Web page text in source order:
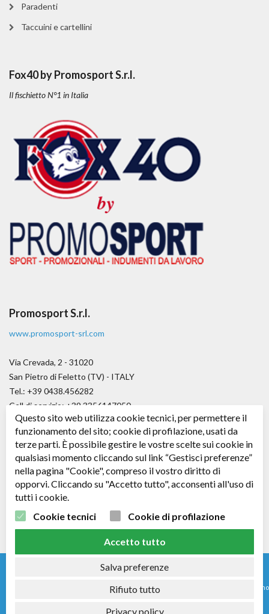
Paradenti
Taccuini e cartellini
Fox40 by Promosport S.r.l.
Il fischietto N°1 in Italia
Promosport S.r.l.
www.promosport-srl.com
Via Crevada, 2 - 31020
San Pietro di Feletto (TV) - ITALY
Tel.: +39 0438.456282
Cell di servizio: +39.3356147050
Fax.: +39.0438.656979
E-mail:angelo@promosport-srl.com
Cap. soc. € 50.000,00 i.v.
C.F. / P. IVA: 04361530266 - R.E.A. TV: 343578
© 2024 - Nomi e immagini di sistemi e prodotti che appaiono su questo sito sono
Copyright e/o Marchi Registrati dei rispettivi produttori.
Questo sito web utilizza cookie tecnici, per permettere il
funzionamento del sito; cookie di profilazione, usati da
terze parti. È possibile gestire le vostre scelte sui cookie in
qualsiasi momento cliccando sul link “Gestisci preferenze”
nella pagina "Cookie", compreso il vostro diritto di
opporvi. Cliccando su "Accetto tutto", acconsenti all'uso di
tutti i cookie.
Cookie tecnici
Cookie di profilazione
Accetto tutto
Salva preferenze
Rifiuto tutto
Privacy policy